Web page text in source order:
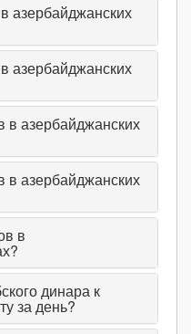
азербайджанских
азербайджанских
в азербайджанских
в азербайджанских
в
динара к
за день?